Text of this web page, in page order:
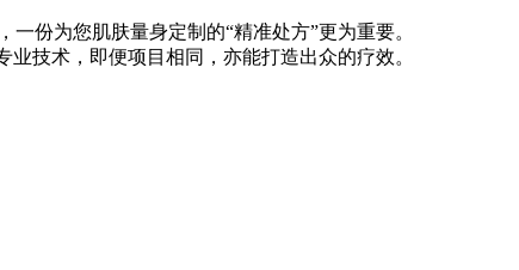
一份为您肌肤量身定制的“精准处方”更为重要。
业技术，即便项目相同，亦能打造出众的疗效。